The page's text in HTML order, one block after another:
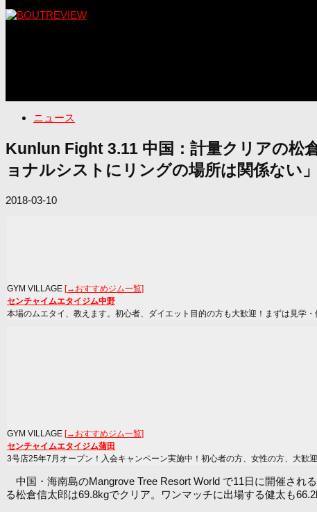
ニュース
Kunlun Fight 3.11 中国：計量クリアの松
ョナルシストにリングの場所は関係ない」
2018-03-10
GYM VILLAGE [→おすすめジム一覧]
センチャイムエタイジム中野
本場のムエタイ、教えます。初心者、ダイエット目的の方も大歓迎！まずは見学・
GYM VILLAGE [→おすすめジム一覧]
センチャイムエタイジム蒲田
3号店25年7月オープン！入会キャンペーン実施中！初心者の方、女性の方、大歓迎
中国・海南島のMangrove Tree Resort World で11日に開催され
る松倉信太郎は69.8kgでクリア。ワンマッチに出場する健太も